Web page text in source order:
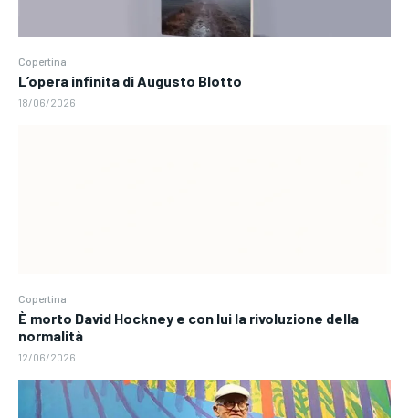
Copertina
L’opera infinita di Augusto Blotto
18/06/2026
Copertina
È morto David Hockney e con lui la rivoluzione della
normalità
12/06/2026